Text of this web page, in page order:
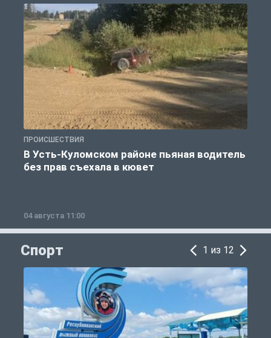
ПРОИСШЕСТВИЯ
В Усть-Куломском районе пьяная водитель
без прав съехала в кювет
04 августа 11:00
Спорт 1 из 12